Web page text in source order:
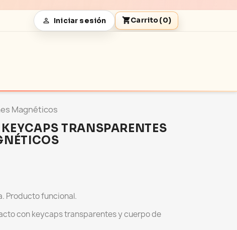
 Iniciar sesión shopping_cartCarrito(0)
Magnéticos
TRANSPARENTES
Producto funcional.
con keycaps transparentes y cuerpo de